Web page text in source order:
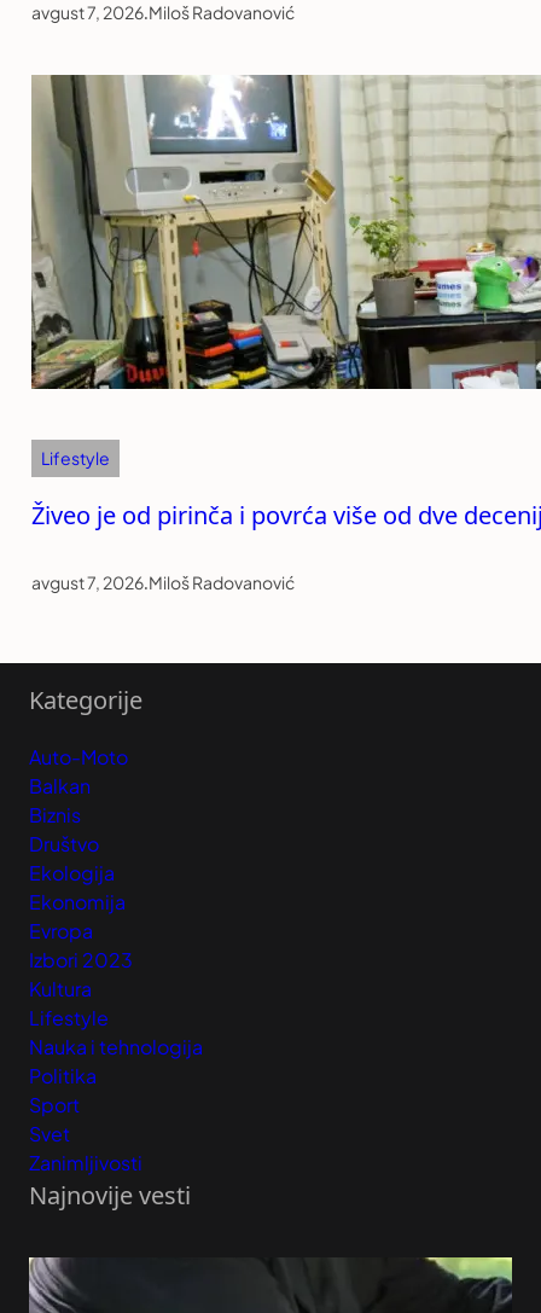
avgust 7, 2026.Miloš Radovanović
Lifestyle
Živeo je od pirinča i povrća više od dve
avgust 7, 2026.Miloš Radovanović
Kategorije
Auto-Moto
Balkan
Biznis
Društvo
Ekologija
Ekonomija
Evropa
Izbori 2023
Kultura
Lifestyle
Nauka i tehnologija
Politika
Sport
Svet
Zanimljivosti
Najnovije vesti